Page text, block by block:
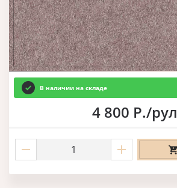
В наличии на складе
4 800 Р./рул